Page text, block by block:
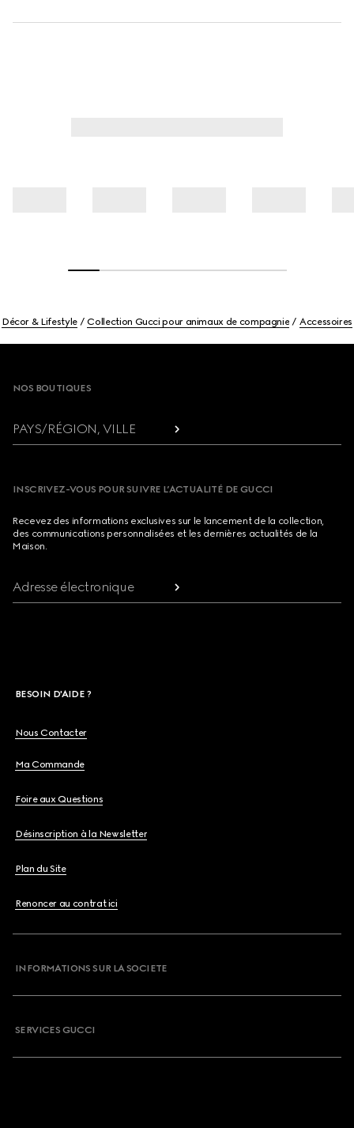
Décor & Lifestyle Collection Gucci pour animaux de compagnie Accessoires
NOS BOUTIQUES
PAYS/RÉGION, VILLE
INSCRIVEZ-VOUS POUR SUIVRE L’ACTUALITÉ DE GUCCI
Recevez des informations exclusives sur le lancement de la collection,
des communications personnalisées et les dernières actualités de la
Maison.
Adresse électronique
BESOIN D'AIDE ?
Nous Contacter
Ma Commande
Foire aux Questions
Désinscription à la Newsletter
Plan du Site
Renoncer au contrat ici
INFORMATIONS SUR LA SOCIETE
SERVICES GUCCI